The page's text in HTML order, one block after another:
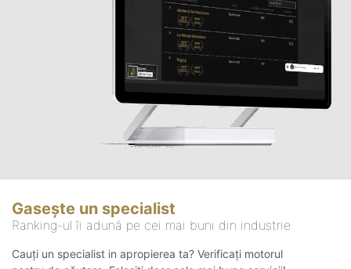
Gasește un specialist
Ranking-ul îi adună pe cei mai buni din industrie
Cauți un specialist in apropierea ta? Verificați motorul